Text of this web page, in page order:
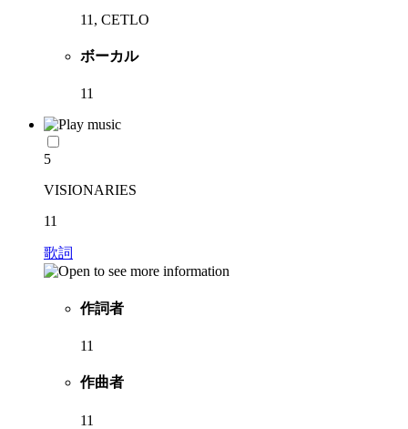
11, CETLO
ボーカル
11
5
VISIONARIES
11
歌詞
作詞者
11
作曲者
11